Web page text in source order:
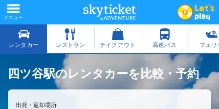
四ツ谷駅のレンタカーを比較・予約
出発・返却場所